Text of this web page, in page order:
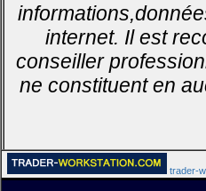
internet. Il est
conseiller
ne constituent en
trader-